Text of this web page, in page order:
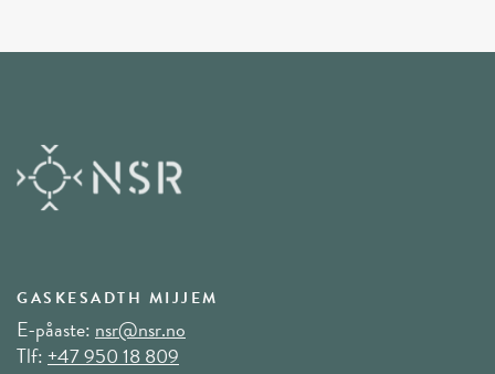
GASKESADTH MIJJEM
E-påaste: nsr@nsr.no
Tlf:+47 950 18 809